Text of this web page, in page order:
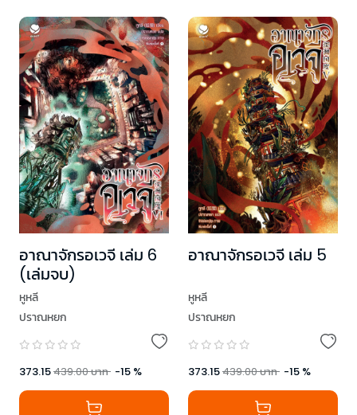
อาณาจักรอเวจี เล่ม 6
(เล่มจบ)
หูหลี
ปราณหยก
373.15439.00บาท -15 %
อาณาจักรอเวจี เล่ม 5
หูหลี
ปราณหยก
373.15439.00บาท -15 %